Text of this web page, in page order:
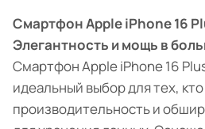
Смартфон Apple iPhone 16
Элегантность и мощь в
Смартфон Apple iPhone 16
идеальный выбор для тех,
производительность и